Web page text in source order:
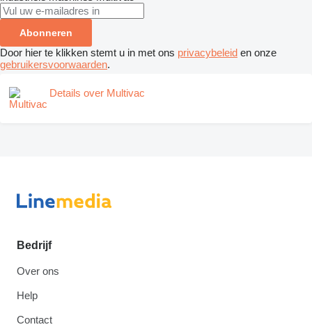
Abonneren
Door hier te klikken stemt u in met ons privacybeleid en onze
gebruikersvoorwaarden.
Details over Multivac
Bedrijf
Over ons
Help
Contact